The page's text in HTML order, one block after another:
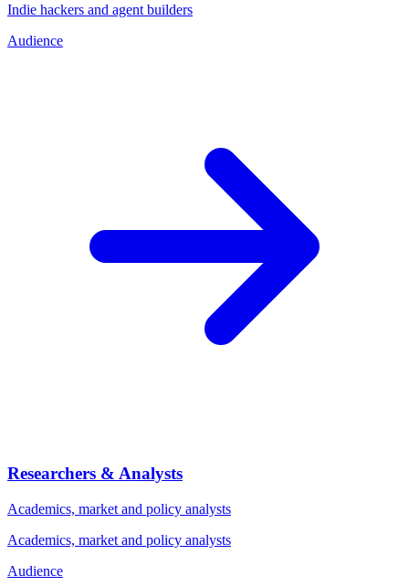
Indie hackers and agent builders
Audience
Researchers & Analysts
Academics, market and policy analysts
Academics, market and policy analysts
Audience